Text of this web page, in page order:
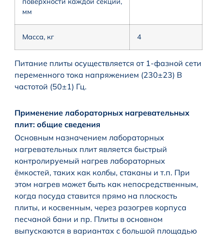
мм
Масса, кг 4
Питание плиты осуществляется от 1-фазной сети
переменного тока напряжением (230±23) В
частотой (50±1) Гц.
Применение лабораторных нагревательных
плит: общие сведения
Основным назначением лабораторных
нагревательных плит является быстрый
контролируемый нагрев лабораторных
ёмкостей, таких как колбы, стаканы и т.п. При
этом нагрев может быть как непосредственным,
когда посуда ставится прямо на плоскость
плиты, и косвенным, через разогрев корпуса
песчаной бани и пр. Плиты в основном
выпускаются в вариантах с большой площадью